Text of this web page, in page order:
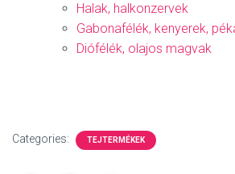
Halak, halkonzervek
Gabonafélék, kenyerek,
Diófélék, olajos magvak
Categories: TEJTERMÉKEK